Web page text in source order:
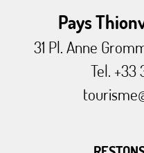
Pays
31 Pl. Anne
Tel. +33